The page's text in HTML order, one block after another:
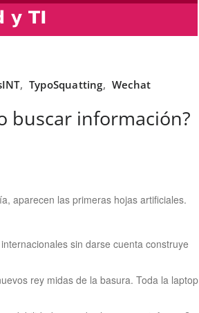
, TypoSquatting, Wechat
buscar información?
aparecen las primeras hojas artificiales.
sin darse cuenta construye
rey midas de la basura. Toda la laptop